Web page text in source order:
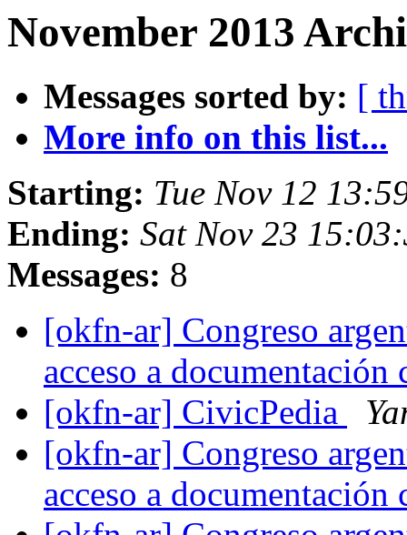
November 2013
Messages sorted by: [
More info on this list...
Starting: Tue Nov 12
Ending: Sat Nov 23
Messages: 8
[okfn-ar] Congreso
acceso a
[okfn-ar] CivicPedia
[okfn-ar] Congreso
acceso a